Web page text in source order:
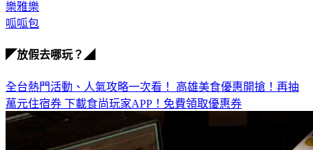
樂雅樂
呱呱包
◤放假去哪玩？◢
全台熱門活動、人氣攻略一次看！ 高雄美食優惠開搶！再抽
萬元住宿券 下載食尚玩家APP！免費領取優惠券